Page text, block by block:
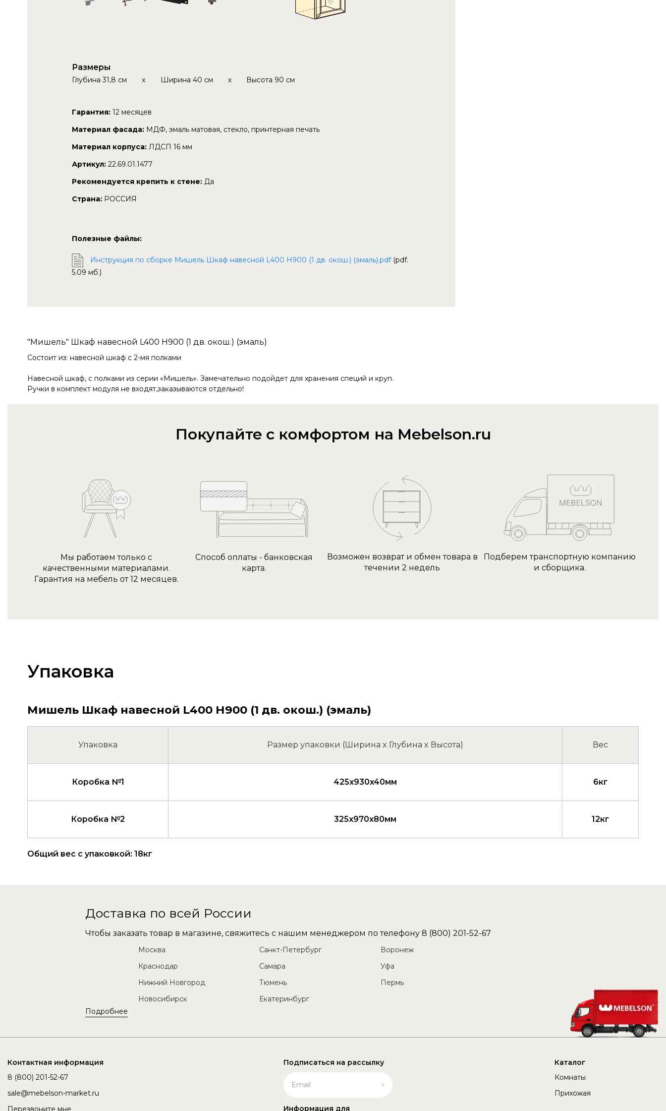
"Мишель" Шкаф навесной L400 Н900 (1 дв. окош.) (эмаль)
Размеры
Глубина 31,8 см x Ширина 40 см x Высота 90 см
Гарантия: 12 месяцев
Материал фасада: МДФ, эмаль матовая, стекло, принтерная печать
Материал корпуса: ЛДСП 16 мм
Артикул: 22.69.01.1477
Рекомендуется крепить к стене: Да
Страна: РОССИЯ
Полезные файлы:
Инструкция по сборке Мишель Шкаф навесной L400 Н900 (1 дв. окош.) (эмаль).pdf (pdf.
5.09 мб.)
Состоит из: навесной шкаф с 2-мя полками
Навесной шкаф, с полками из серии «Мишель». Замечательно подойдет для хранения специй и круп.
Ручки в комплект модуля не входят,заказываются отдельно!
Покупайте с комфортом на Mebelson.ru
Мы работаем только с
качественными материалами.
Гарантия на мебель от 12 месяцев.
Способ оплаты - банковская
карта.
Возможен возврат и обмен товара в
течении 2 недель
Подберем транспортную компанию
и сборщика.
Упаковка
Мишель Шкаф навесной L400 Н900 (1 дв. окош.) (эмаль)
Упаковка Размер упаковки (Ширина x Глубина x Высота) Вес
Коробка №1 425x930x40мм 6кг
Коробка №2 325x970x80мм 12кг
Общий вес с упаковкой: 18кг
Доставка по всей России
Чтобы заказать товар в магазине, свяжитесь с нашим менеджером по телефону 8 (800) 201-52-67
Подробнее
Москва Санкт-Петербург
Воронеж
Краснодар
Самара
Уфа
Нижний Новгород
Тюмень
Пермь
Новосибирск
Екатеринбург
Контактная информация
8 (800) 201-52-67
sale@mebelson-market.ru
Перезвоните мне
Подписаться на рассылку
Информация для
Каталог
Комнаты
Прихожая